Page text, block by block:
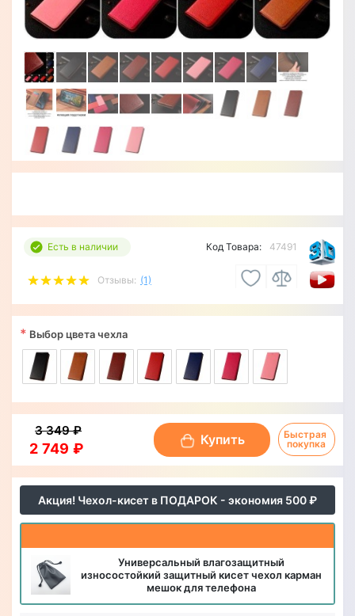
Есть в наличии
Отзывы: (1)
Код Товара: 47491
Акция! Чехол-кисет в ПОДАРОК - экономия 500 ₽
Универсальный влагозащитный
износостойкий защитный кисет чехол карман
мешок для телефона
* Выбор цвета чехла
2 749 ₽
3 349 ₽
Купить
Быстрая
покупка